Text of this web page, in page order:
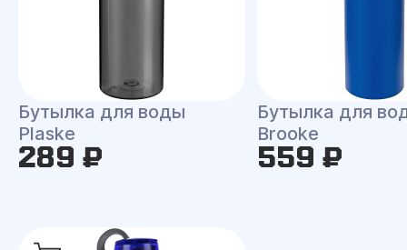
Бутылка для воды
Plaske
289 ₽
Бутылка для
Brooke
559 ₽